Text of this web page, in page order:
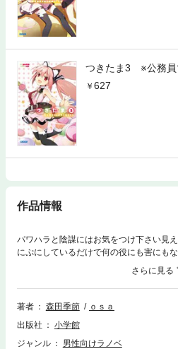
つきたま3 ※公務員
627
作品情報
パワハラと陰謀にはお気をつけ下さい見
にぷにしているだけで何の役にも害にも
の物体の「駆除係」として埼玉県に務め
「つきたま」の秘密に近づいてしまい
務を淡々とこなすはずが、国家の秘密
……なるのだけは勘弁して頂きたい。だっ
たま」は魔法のパワーをくれるという自
であると主張する自称・ヴァンパイアの
著者 森田季節
ｏｓａ
出版社
小学館
ジャンル
男性向けラノベ